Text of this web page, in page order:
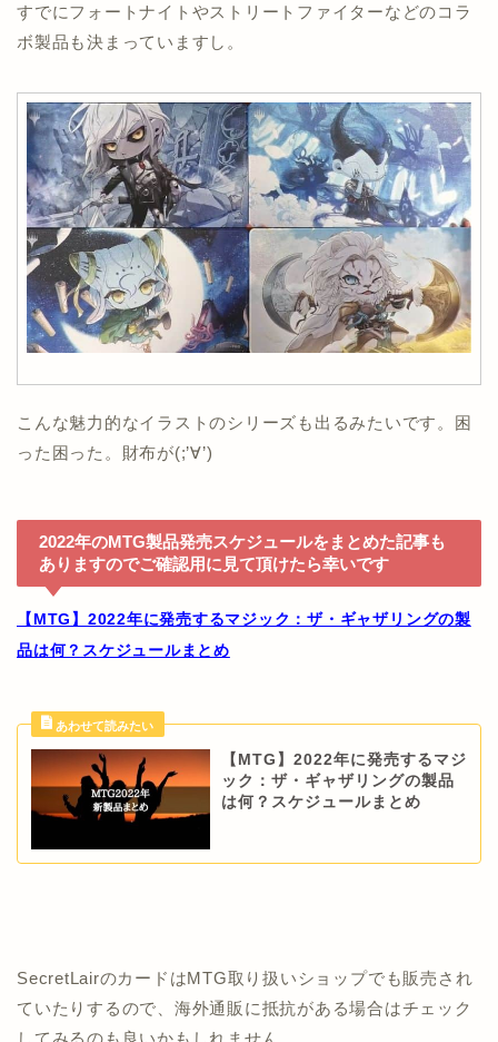
すでにフォートナイトやストリートファイターなどのコラ
ボ製品も決まっていますし。
こんな魅力的なイラストのシリーズも出るみたいです。困
った困った。財布が(;’∀’)
2022年のMTG製品発売スケジュールをまとめた記事も
ありますのでご確認用に見て頂けたら幸いです
【MTG】2022年に発売するマジック：ザ・ギャザリングの製
品は何？スケジュールまとめ
【MTG】2022年に発売するマジ
ック：ザ・ギャザリングの製品
は何？スケジュールまとめ
SecretLairのカードはMTG取り扱いショップでも販売され
ていたりするので、海外通販に抵抗がある場合はチェック